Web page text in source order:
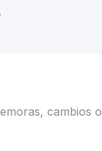
cambios o